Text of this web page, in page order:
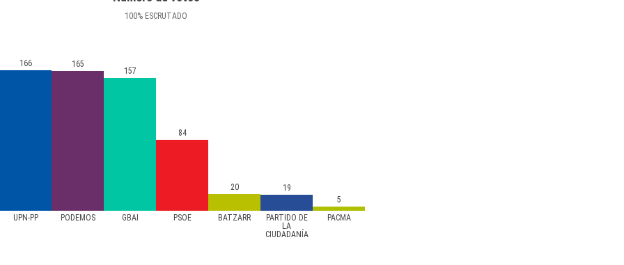
100% ESCRUTADO
UPN-PP PODEMOS GBAI PSOE BATZARR
PARTIDO DE
LA
CIUDADANÍA
PACMA
166 165
157
84
20
19
5